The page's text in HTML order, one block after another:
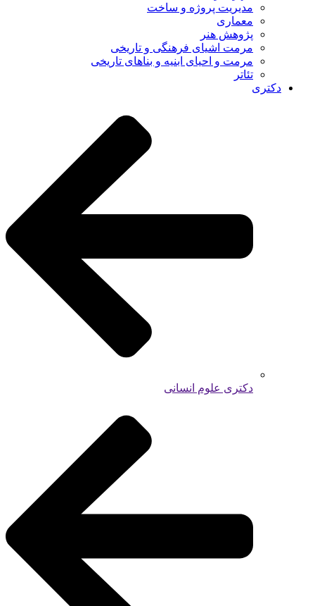
مدیریت پروژه و ساخت
معماری
پژوهش هنر
مرمت اشیای فرهنگی و تاریخی
مرمت و احیای ابنیه و بناهای تاریخی
تئاتر
دکتری
دکتری علوم انسانی